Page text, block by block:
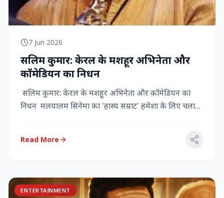
7 Jun 2026
सलिम कुमार: केरल के मशहूर अभिनेता और
कॉमेडियन का निधन
सलिम कुमार: केरल के मशहूर अभिनेता और कॉमेडियन का
निधन मलयालम सिनेमा का 'हास्य सम्राट' हमेशा के लिए चला
Read More
ENTERTAINMENT